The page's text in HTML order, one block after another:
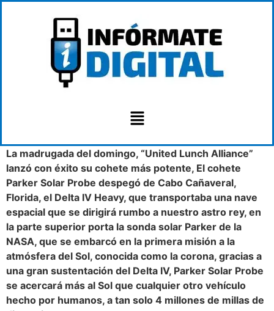
La madrugada del domingo, “United Lunch Alliance”
lanzó con éxito su cohete más potente, El cohete
Parker Solar Probe despegó de Cabo Cañaveral,
Florida, el Delta IV Heavy, que transportaba una nave
espacial que se dirigirá rumbo a nuestro astro rey, en
la parte superior porta la sonda solar Parker de la
NASA, que se embarcó en la primera misión a la
atmósfera del Sol, conocida como la corona, gracias a
una gran sustentación del Delta IV, Parker Solar Probe
se acercará más al Sol que cualquier otro vehículo
hecho por humanos, a tan solo 4 millones de millas de